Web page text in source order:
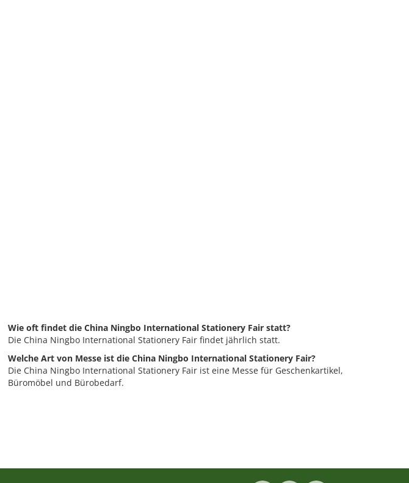
Wie oft findet die China Ningbo International Stationery Fair statt?
Die China Ningbo International Stationery Fair findet jährlich statt.
Welche Art von Messe ist die China Ningbo International Stationery Fair?
Die China Ningbo International Stationery Fair ist eine Messe für Geschenkartikel,
Büromöbel und Bürobedarf.